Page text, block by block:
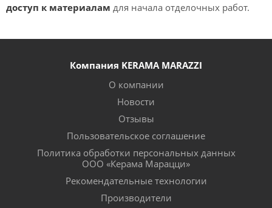
доступ к материалам для начала отделочных работ.
Компания KERAMA MARAZZI
О компании
Новости
Отзывы
Пользовательское соглашение
Политика обработки персональных данных
ООО «Керама Марацци»
Рекомендательные технологии
Производители